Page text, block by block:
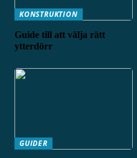
KONSTRUKTION
Guide till att välja rätt
ytterdörr
GUIDER